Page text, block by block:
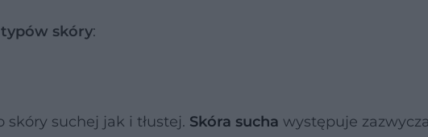
typów skóry:
suchej jak i tłustej. Skóra sucha występuje